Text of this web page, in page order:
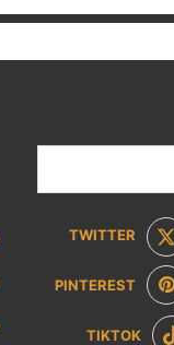
TWITTER
PINTEREST
TIKTOK